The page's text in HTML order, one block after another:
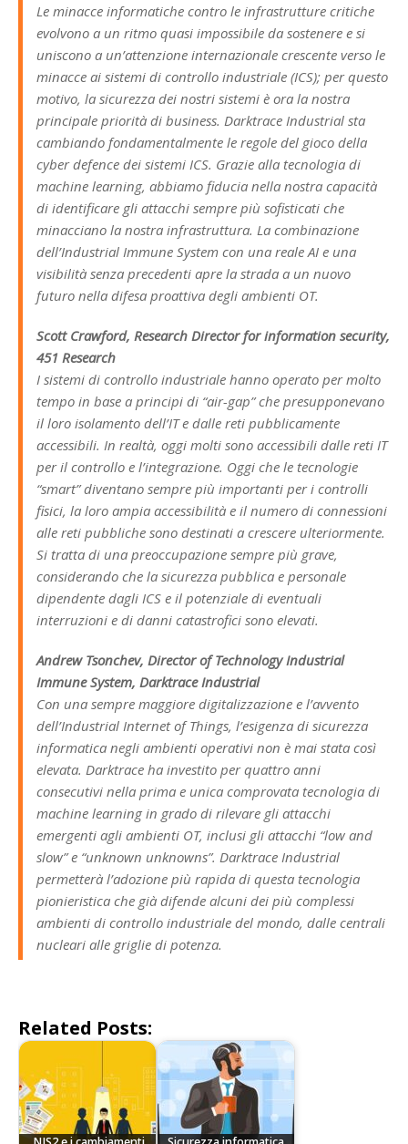
Le minacce informatiche contro le infrastrutture critiche
evolvono a un ritmo quasi impossibile da sostenere e si
uniscono a un’attenzione internazionale crescente verso le
minacce ai sistemi di controllo industriale (ICS); per questo
motivo, la sicurezza dei nostri sistemi è ora la nostra
principale priorità di business. Darktrace Industrial sta
cambiando fondamentalmente le regole del gioco della
cyber defence dei sistemi ICS. Grazie alla tecnologia di
machine learning, abbiamo fiducia nella nostra capacità
di identificare gli attacchi sempre più sofisticati che
minacciano la nostra infrastruttura. La combinazione
dell’Industrial Immune System con una reale AI e una
visibilità senza precedenti apre la strada a un nuovo
futuro nella difesa proattiva degli ambienti OT.
Scott Crawford, Research Director for information security,
451 Research
I sistemi di controllo industriale hanno operato per molto
tempo in base a principi di “air-gap” che presupponevano
il loro isolamento dell’IT e dalle reti pubblicamente
accessibili. In realtà, oggi molti sono accessibili dalle reti IT
per il controllo e l’integrazione. Oggi che le tecnologie
“smart” diventano sempre più importanti per i controlli
fisici, la loro ampia accessibilità e il numero di connessioni
alle reti pubbliche sono destinati a crescere ulteriormente.
Si tratta di una preoccupazione sempre più grave,
considerando che la sicurezza pubblica e personale
dipendente dagli ICS e il potenziale di eventuali
interruzioni e di danni catastrofici sono elevati.
Andrew Tsonchev, Director of Technology Industrial
Immune System, Darktrace Industrial
Con una sempre maggiore digitalizzazione e l’avvento
dell’Industrial Internet of Things, l’esigenza di sicurezza
informatica negli ambienti operativi non è mai stata così
elevata. Darktrace ha investito per quattro anni
consecutivi nella prima e unica comprovata tecnologia di
machine learning in grado di rilevare gli attacchi
emergenti agli ambienti OT, inclusi gli attacchi “low and
slow” e “unknown unknowns”. Darktrace Industrial
permetterà l’adozione più rapida di questa tecnologia
pionieristica che già difende alcuni dei più complessi
ambienti di controllo industriale del mondo, dalle centrali
nucleari alle griglie di potenza.
Related Posts: